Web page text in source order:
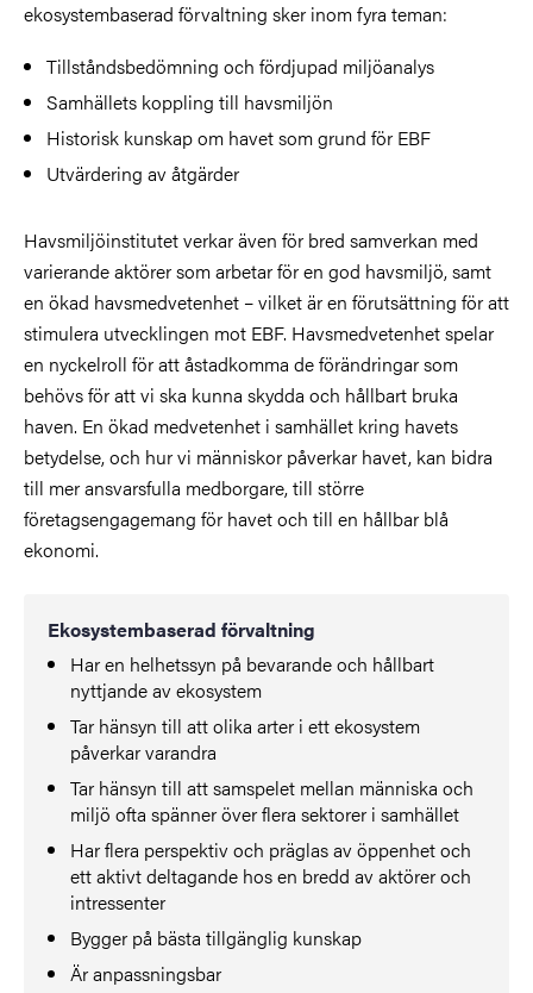
ekosystembaserad förvaltning sker inom fyra teman:
Tillståndsbedömning och fördjupad miljöanalys
Samhällets koppling till havsmiljön
Historisk kunskap om havet som grund för EBF
Utvärdering av åtgärder
Havsmiljöinstitutet verkar även för bred samverkan med
varierande aktörer som arbetar för en god havsmiljö, samt
en ökad havsmedvetenhet –vilket är en förutsättning för att
stimulera utvecklingen mot EBF. Havsmedvetenhet spelar
en nyckelroll för att åstadkomma de förändringar som
behövs för att vi ska kunna skydda och hållbart bruka
haven. En ökad medvetenhet i samhället kring havets
betydelse, och hur vi människor påverkar havet, kan bidra
till mer ansvarsfulla medborgare, till större
företagsengagemang för havet och till en hållbar blå
ekonomi.
Ekosystembaserad förvaltning
Har en helhetssyn på bevarande och hållbart
nyttjande av ekosystem
Tar hänsyn till att olika arter i ett ekosystem
påverkar varandra
Tar hänsyn till att samspelet mellan människa och
miljö ofta spänner över flera sektorer i samhället
Har flera perspektiv och präglas av öppenhet och
ett aktivt deltagande hos en bredd av aktörer och
intressenter
Bygger på bästa tillgänglig kunskap
Är anpassningsbar